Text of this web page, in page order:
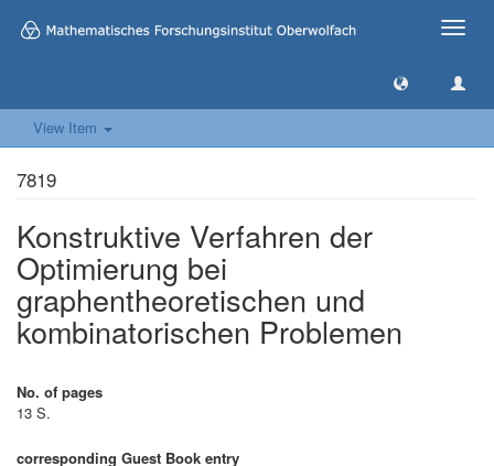
Toggle
View Item
7819
Konstruktive Verfahren der
Optimierung bei
graphentheoretischen und
kombinatorischen Problemen
No. of pages
13 S.
corresponding Guest Book entry